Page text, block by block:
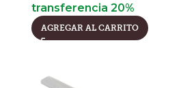
transferencia 20%
AGREGAR AL CARRITO